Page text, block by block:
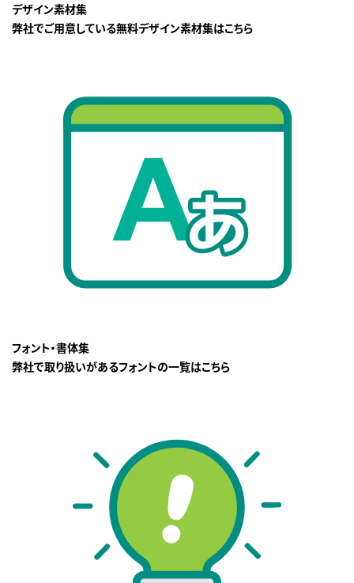
デザイン素材集
弊社でご用意している無料デザイン素材集はこちら
フォント・書体集
弊社で取り扱いがあるフォントの一覧はこちら